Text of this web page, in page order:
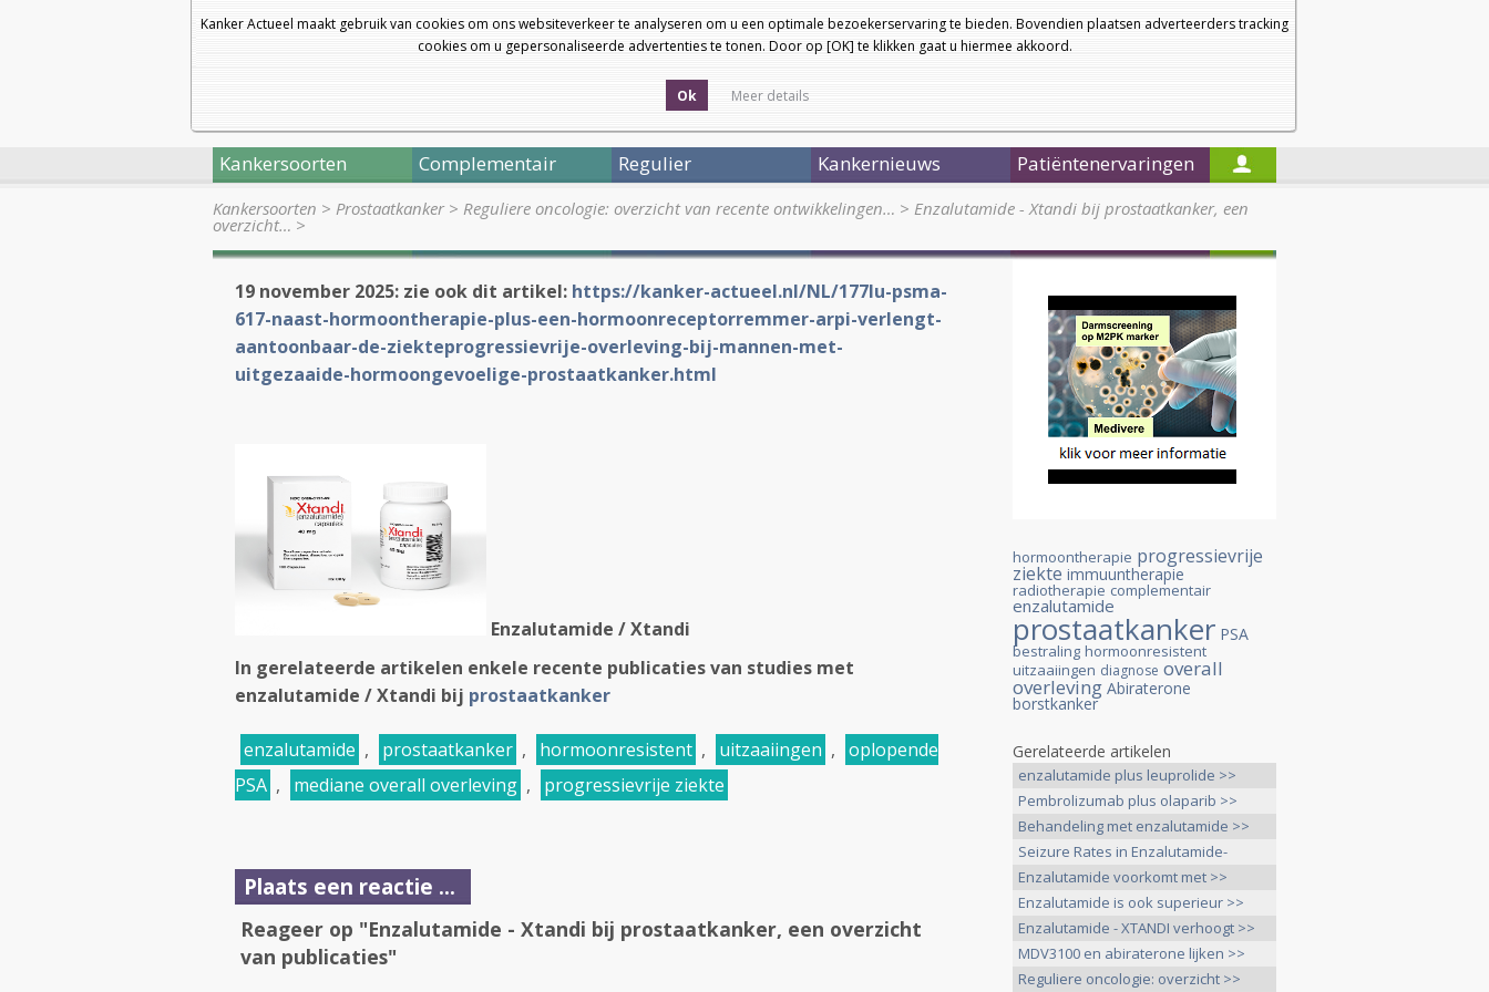
Kanker Actueel maakt gebruik van cookies om ons websiteverkeer te analyseren om u een optimale bezoekerservaring te bieden. Bovendien plaatsen adverteerders tracking
cookies om u gepersonaliseerde advertenties te tonen. Door op [OK] te klikken gaat u hiermee akkoord.
Ok Meer details
a
a
Nieuwsbrief
Startpagina
Kankersoorten Complementair Regulier Kankernieuws Patiëntenervaringen
Kankersoorten > Prostaatkanker> Reguliere oncologie: overzicht van recente ontwikkelingen… > Enzalutamide - Xtandi bij prostaatkanker, een
overzicht… >
19 november 2025: zie ook dit artikel: https://kanker-actueel.nl/NL/177lu-psma-
617-naast-hormoontherapie-plus-een-hormoonreceptorremmer-arpi-verlengt-
aantoonbaar-de-ziekteprogressievrije-overleving-bij-mannen-met-
uitgezaaide-hormoongevoelige-prostaatkanker.html
Enzalutamide / Xtandi
In gerelateerde artikelen enkele recente publicaties van studies met
enzalutamide / Xtandi bij prostaatkanker
enzalutamide , prostaatkanker , hormoonresistent , uitzaaiingen , oplopende
PSA , mediane overall overleving , progressievrije ziekte
Plaats een reactie ...
Reageer op "Enzalutamide - Xtandi bij prostaatkanker, een overzicht
van publicaties"
hormoontherapie progressievrije
ziekte immuuntherapie
radiotherapie complementair
enzalutamide
prostaatkanker PSA
bestraling hormoonresistent
uitzaaiingen diagnose overall
overleving Abiraterone
borstkanker
Gerelateerde artikelen
enzalutamide plus leuprolide >>
Pembrolizumab plus olaparib >>
Behandeling met enzalutamide >>
Seizure Rates in Enzalutamide-
Treated >>
Enzalutamide voorkomt met >>
Enzalutamide is ook superieur >>
Enzalutamide - XTANDI verhoogt >>
MDV3100 en abiraterone lijken >>
Reguliere oncologie: overzicht >>